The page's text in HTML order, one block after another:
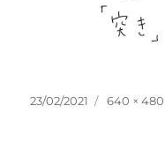
投
23/02/2021
フ
640 × 480